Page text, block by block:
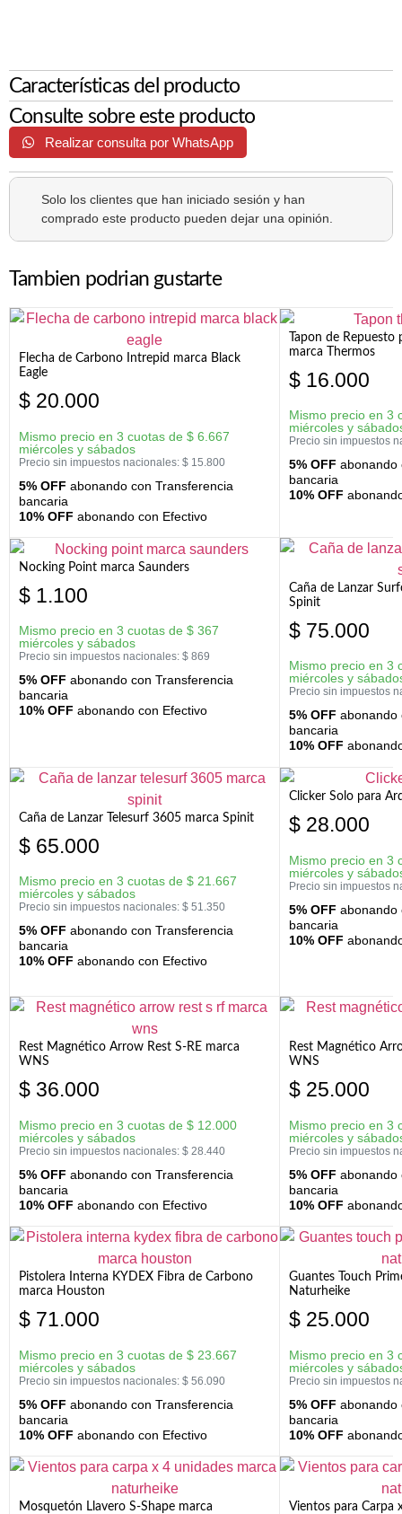
Características del producto
Consulte sobre este producto
Realizar consulta por WhatsApp
Solo los clientes que han iniciado sesión y han
comprado este producto pueden dejar una opinión.
Tambien podrian gustarte
Flecha de Carbono Intrepid marca Black
Eagle
$ 20.000
Mismo precio en 3 cuotas de $ 6.667
miércoles y sábados
Precio sin impuestos nacionales: $ 15.800
5% OFF abonando con Transferencia
bancaria
10% OFF abonando con Efectivo
Tapon de Repuesto
marca Thermos
$ 16.000
Mismo precio en 3
miércoles y
Precio sin impuestos
5% OFF abonando
bancaria
10% OFF
Nocking Point marca Saunders
$ 1.100
Mismo precio en 3 cuotas de $ 367
miércoles y sábados
Precio sin impuestos nacionales: $ 869
5% OFF abonando con Transferencia
bancaria
10% OFF abonando con Efectivo
Caña de Lanzar
Spinit
$ 75.000
Mismo precio en 3
miércoles y
Precio sin impuestos
5% OFF abonando
bancaria
10% OFF
Caña de Lanzar Telesurf 3605 marca Spinit
$ 65.000
Mismo precio en 3 cuotas de $ 21.667
miércoles y sábados
Precio sin impuestos nacionales: $ 51.350
5% OFF abonando con Transferencia
bancaria
10% OFF abonando con Efectivo
Clicker Solo para
$ 28.000
Mismo precio en 3
miércoles y
Precio sin impuestos
5% OFF abonando
bancaria
10% OFF
Rest Magnético Arrow Rest S-RE marca
WNS
$ 36.000
Mismo precio en 3 cuotas de $ 12.000
miércoles y sábados
Precio sin impuestos nacionales: $ 28.440
5% OFF abonando con Transferencia
bancaria
10% OFF abonando con Efectivo
Rest Magnético
WNS
$ 25.000
Mismo precio en 3
miércoles y
Precio sin impuestos
5% OFF abonando
bancaria
10% OFF
Pistolera Interna KYDEX Fibra de Carbono
marca Houston
$ 71.000
Mismo precio en 3 cuotas de $ 23.667
miércoles y sábados
Precio sin impuestos nacionales: $ 56.090
5% OFF abonando con Transferencia
bancaria
10% OFF abonando con Efectivo
Guantes Touch
Naturheike
$ 25.000
Mismo precio en 3
miércoles y
Precio sin impuestos
5% OFF abonando
bancaria
10% OFF
Mosquetón Llavero S-Shape marca Vientos para Carpa